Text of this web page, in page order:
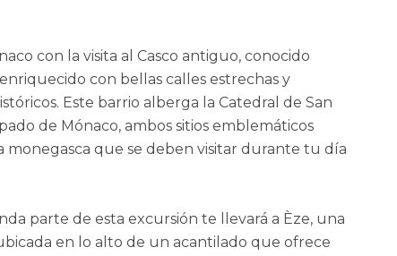
con la visita al Casco antiguo, conocido
con bellas calles estrechas y
Este barrio alberga la Catedral de San
de Mónaco, ambos sitios emblemáticos
que se deben visitar durante tu día
parte de esta excursión te llevará a Èze, una
en lo alto de un acantilado que ofrece